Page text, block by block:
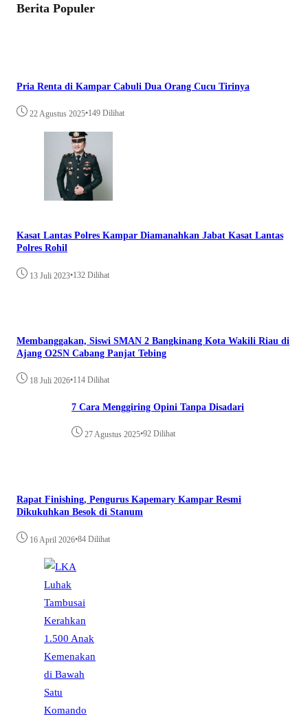
Berita Populer
Pria Renta di Kampar Cabuli Dua Orang Cucu Tirinya
22 Agustus 2025•149 Dilihat
Kasat Lantas Polres Kampar Diamanahkan Jabat Kasat Lantas
Polres Rohil
13 Juli 2023•132 Dilihat
Membanggakan, Siswi SMAN 2 Bangkinang Kota Wakili Riau di
Ajang O2SN Cabang Panjat Tebing
18 Juli 2026•114 Dilihat
7 Cara Menggiring Opini Tanpa Disadari
27 Agustus 2025•92 Dilihat
Rapat Finishing, Pengurus Kapemary Kampar Resmi
Dikukuhkan Besok di Stanum
16 April 2026•84 Dilihat